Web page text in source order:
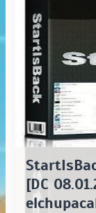
[DC